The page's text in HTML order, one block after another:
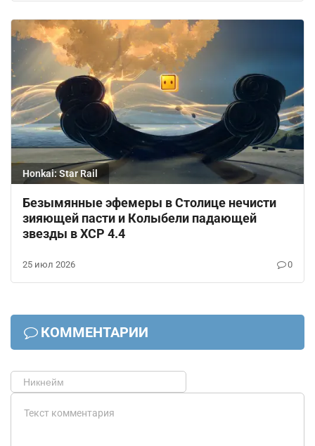
Honkai: Star Rail
Безымянные эфемеры в Столице нечисти
зияющей пасти и Колыбели падающей
звезды в ХСР 4.4
25 июл 2026 0
КОММЕНТАРИИ